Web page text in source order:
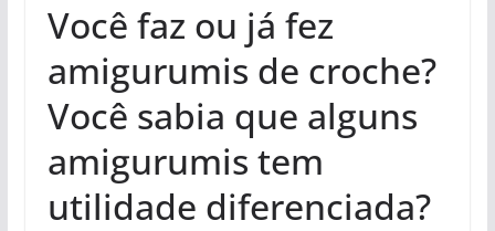
Você faz ou já fez
amigurumis de croche?
Você sabia que alguns
amigurumis tem
utilidade diferenciada?